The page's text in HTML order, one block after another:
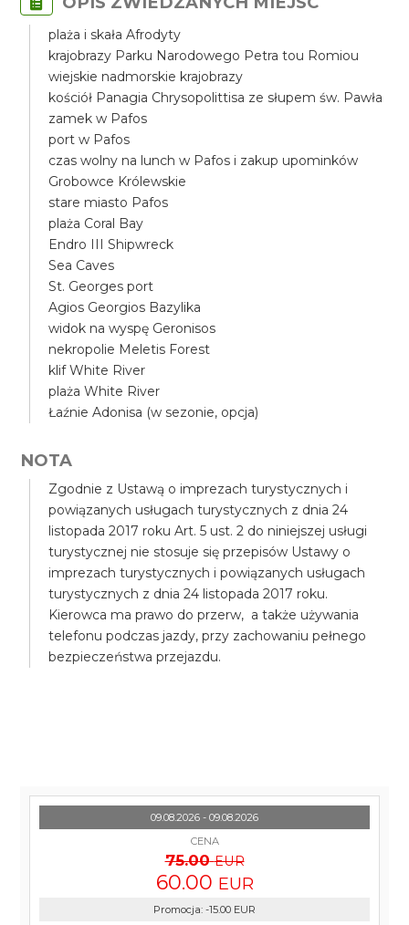
plaża i skała Afrodyty
krajobrazy Parku Narodowego Petra tou Romiou
wiejskie nadmorskie krajobrazy
kościół Panagia Chrysopolittisa ze słupem św. Pawła
zamek w Pafos
port w Pafos
czas wolny na lunch w Pafos i zakup upominków
Grobowce Królewskie
stare miasto Pafos
plaża Coral Bay
Endro III Shipwreck
Sea Caves
St. Georges port
Agios Georgios Bazylika
widok na wyspę Geronisos
nekropolie Meletis Forest
klif White River
plaża White River
Łaźnie Adonisa (w sezonie, opcja)
NOTA
Zgodnie z Ustawą o imprezach turystycznych i
powiązanych usługach turystycznych z dnia 24
listopada 2017 roku Art. 5 ust. 2 do niniejszej usługi
turystycznej nie stosuje się przepisów Ustawy o
imprezach turystycznych i powiązanych usługach
turystycznych z dnia 24 listopada 2017 roku.
Kierowca ma prawo do przerw, a także używania
telefonu podczas jazdy, przy zachowaniu pełnego
bezpieczeństwa przejazdu.
09.08.2026 - 09.08.2026
CENA
75.00 EUR
60.00 EUR
Promocja: -15.00 EUR